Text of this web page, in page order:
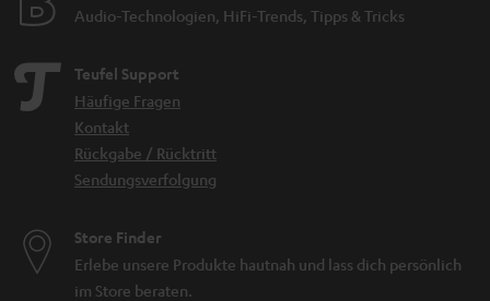
Audio-Technologien, HiFi-Trends, Tipps & Tricks
Teufel Support
Häufige Fragen
Kontakt
Rückgabe / Rücktritt
Sendungsverfolgung
Store Finder
Erlebe unsere Produkte hautnah und lass dich persönlich
im Store beraten.